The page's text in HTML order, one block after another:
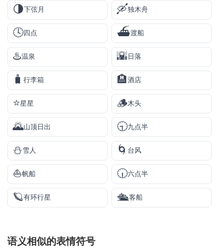
🌗下弦月 🛶独木舟
🕓四点 ⛴️渡船
♨️温泉 🌇日落
🧳 行李箱 🏨酒店
⭐星星 🪵木头
🌄山顶日出 🕤九点半
⛄雪人 🌀 台风
⛵帆船 🕡六点半
🪐有环行星 🛳️客船
语义相似的表情符号